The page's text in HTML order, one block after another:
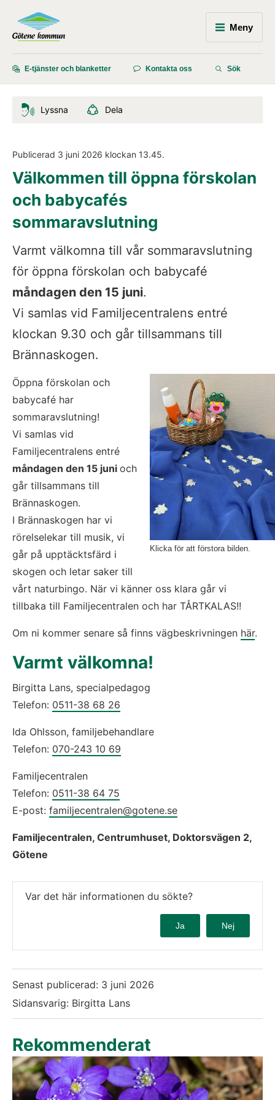
Meny
E-tjänster och blanketter Kontakta oss Sök
Lyssna Dela
Publicerad 3 juni 2026 klockan 13.45.
Välkommen till öppna förskolan
och babycafés
sommaravslutning
Varmt välkomna till vår sommaravslutning
måndagen den 15 juni.
Vi samlas vid Familjecentralens entré
klockan 9.30 och går tillsammans till
Brännaskogen.
Klicka för att förstora bilden.
Öppna förskolan och
babycafé har
sommaravslutning!
Vi samlas vid
måndagen den 15 juni och
går tillsammans till
Brännaskogen.
I Brännaskogen har vi
rörelselekar till musik, vi
går på upptäcktsfärd i
skogen och letar saker till
vårt naturbingo. När vi känner oss klara går vi
tillbaka till Familjecentralen och har TÅRTKALAS!!
Om ni kommer senare så finns vägbeskrivningen här.
Varmt välkomna!
Birgitta Lans, specialpedagog
Telefon: 0511-38 68 26
Ida Ohlsson, familjebehandlare
Telefon: 070-243 10 69
Familjecentralen
Telefon: 0511-38 64 75
E-post: familjecentralen@gotene.se
Familjecentralen, Centrumhuset, Doktorsvägen 2,
Götene
Var det här informationen du sökte?
Ja Nej
Senast publicerad: 3 juni 2026
Sidansvarig: Birgitta Lans
Rekommenderat